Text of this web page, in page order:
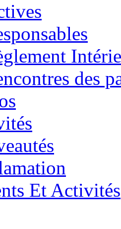
des
Et Activités